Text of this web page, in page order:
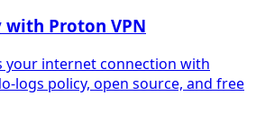
Proton VPN
your internet connection with
logs policy, open source, and free